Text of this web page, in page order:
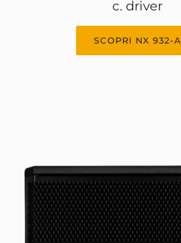
c. driver
SCOPRI NX 932-A